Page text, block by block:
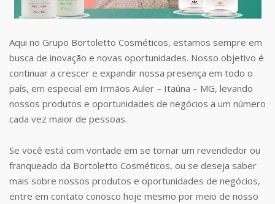
Aqui no Grupo Bortoletto Cosméticos, estamos sempre em
busca de inovação e novas oportunidades. Nosso objetivo é
continuar a crescer e expandir nossa presença em todo o
país, em especial em Irmãos Auler – Itaúna – MG, levando
nossos produtos e oportunidades de negócios a um número
cada vez maior de pessoas.
Se você está com vontade em se tornar um revendedor ou
franqueado da Bortoletto Cosméticos, ou se deseja saber
mais sobre nossos produtos e oportunidades de negócios,
entre em contato conosco hoje mesmo por meio de nosso